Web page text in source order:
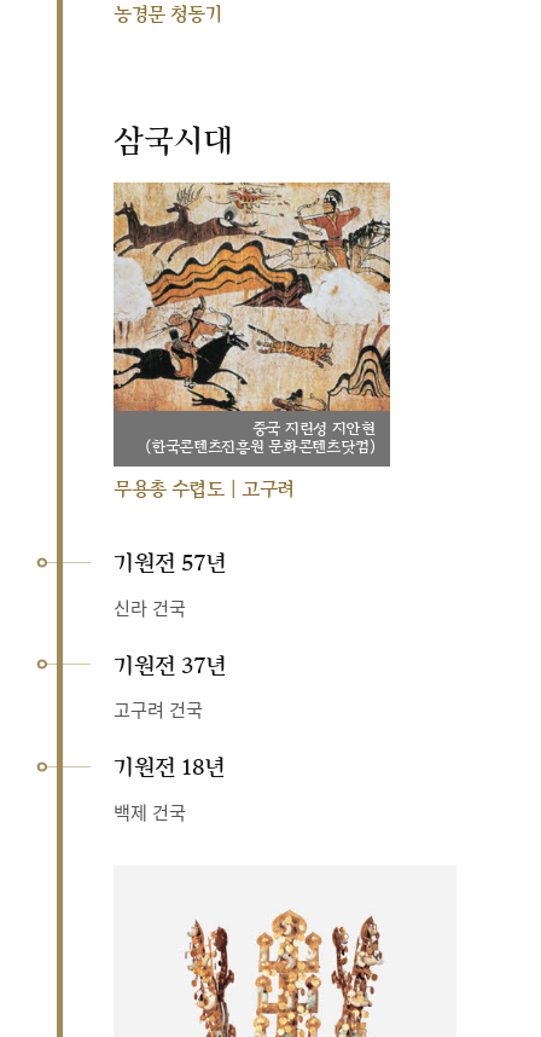
농경문 청동기
삼국시대
중국 지린성 지안현
(한국콘텐츠진흥원 문화콘텐츠닷컴)
무용총 수렵도 | 고구려
기원전 57년
신라 건국
기원전 37년
고구려 건국
기원전 18년
백제 건국